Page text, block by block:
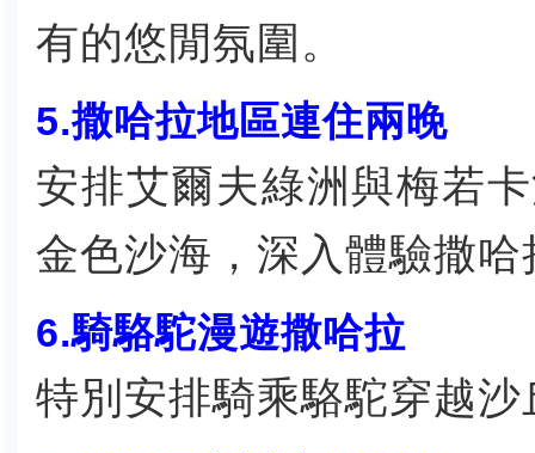
有的悠閒氛圍。
5.撒哈拉地區連住兩晚
安排艾爾夫綠洲與梅若
金色沙海，深入體驗撒
6.騎駱駝漫遊撒哈拉
特別安排騎乘駱駝穿越